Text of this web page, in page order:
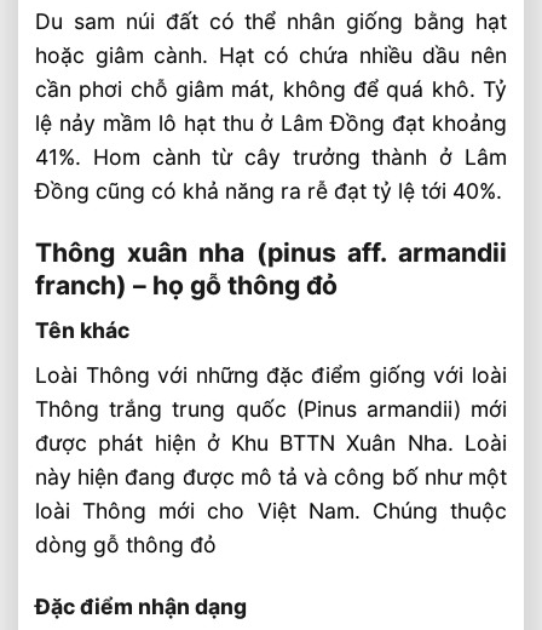
Trung Hiện Đại
Gỗ Thông Nhập Khẩu ⭐️ Ưu Điểm Vượt
Trội Trong Nội Thất 2026
Gỗ Thông Mỹ Khai Thác Tại Nước Ngoài
⭐️ Nhập Khẩu Tại SHT
Du sam núi đất có thể nhân giống bằng hạt
hoặc giâm cành. Hạt có chứa nhiều dầu nên
cần phơi chỗ giâm mát, không để quá khô. Tỷ
lệ nảy mầm lô hạt thu ở Lâm Đồng đạt khoảng
41%. Hom cành từ cây trưởng thành ở Lâm
Đồng cũng có khả năng ra rễ đạt tỷ lệ tới 40%.
Thông xuân nha (pinus aff. armandii
franch) – họ gỗ thông đỏ
Tên khác
Loài Thông với những đặc điểm giống với loài
Thông trắng trung quốc (Pinus armandii) mới
được phát hiện ở Khu BTTN Xuân Nha. Loài
này hiện đang được mô tả và công bố như một
loài Thông mới cho Việt Nam. Chúng thuộc
dòng gỗ thông đỏ
Đặc điểm nhận dạng